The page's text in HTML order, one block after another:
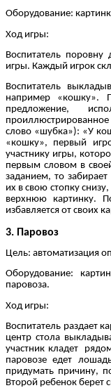
Оборудование:
Ход игры:
Воспитатель
игры. Каждый игрок
Воспитатель
например «кошку».
предложение,
слово «шубка»): «У
«кошку», первый
участнику игры,
первым словом в
заданием, то
их в свою стопку
верхнюю картинку.
избавляется от своих
3. Паровоз
Цель: автоматизация
Оборудование:
паровоза.
Ход игры:
Воспитатель раздает
центр стола
участник кладет
паровозе едет
придумать причину,
Второй ребенок берет